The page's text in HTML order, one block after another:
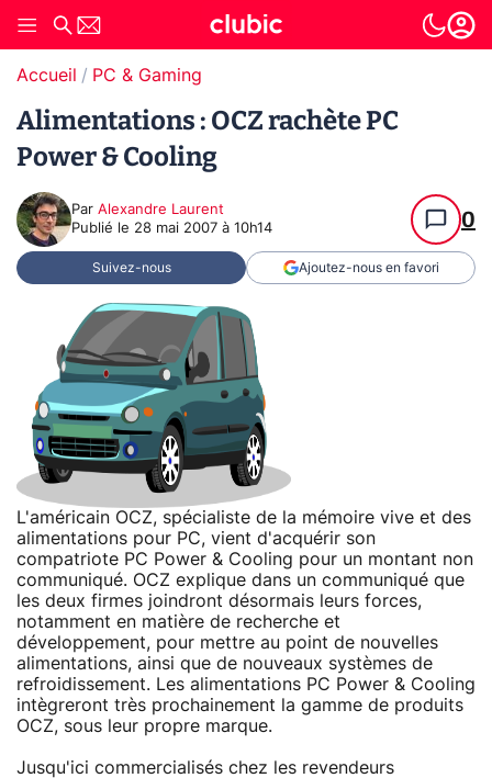
Accueil PC & Gaming
Alimentations : OCZ rachète PC
Power & Cooling
Par Alexandre Laurent
Publié le 28 mai 2007 à 10h14 0
Suivez-nous Ajoutez-nous en favori
L'américain OCZ, spécialiste de la mémoire vive et des
alimentations pour PC, vient d'acquérir son
compatriote PC Power & Cooling pour un montant non
communiqué. OCZ explique dans un communiqué que
les deux firmes joindront désormais leurs forces,
notamment en matière de recherche et
développement, pour mettre au point de nouvelles
alimentations, ainsi que de nouveaux systèmes de
refroidissement. Les alimentations PC Power & Cooling
intègreront très prochainement la gamme de produits
OCZ, sous leur propre marque.
Jusqu'ici commercialisés chez les revendeurs